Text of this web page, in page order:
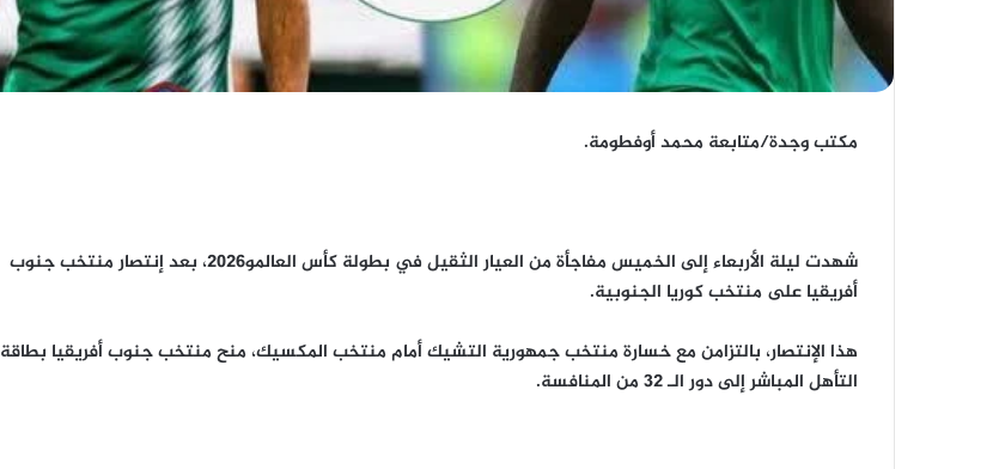
مكتب وجدة/متابعة محمد أوفطومة.
شهدت ليلة الأربعاء إلى الخميس مفاجأة من العيار الثقيل في بطولة كأس العالمو2026، بعد إنتصار منتخب جنوب
أفريقيا على منتخب كوريا الجنوبية.
هذا الإنتصار، بالتزامن مع خسارة منتخب جمهورية التشيك أمام منتخب المكسيك، منح منتخب جنوب أفريقيا بطاقة
التأهل المباشر إلى دور الـ 32 من المنافسة.